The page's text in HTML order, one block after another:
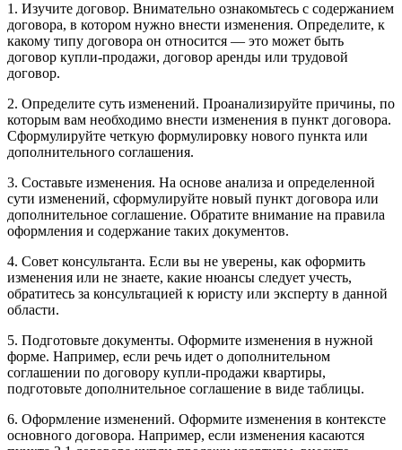
1. Изучите договор. Внимательно ознакомьтесь с содержанием
договора, в котором нужно внести изменения. Определите, к
какому типу договора он относится — это может быть
договор купли-продажи, договор аренды или трудовой
договор.
2. Определите суть изменений. Проанализируйте причины, по
которым вам необходимо внести изменения в пункт договора.
Сформулируйте четкую формулировку нового пункта или
дополнительного соглашения.
3. Составьте изменения. На основе анализа и определенной
сути изменений, сформулируйте новый пункт договора или
дополнительное соглашение. Обратите внимание на правила
оформления и содержание таких документов.
4. Совет консультанта. Если вы не уверены, как оформить
изменения или не знаете, какие нюансы следует учесть,
обратитесь за консультацией к юристу или эксперту в данной
области.
5. Подготовьте документы. Оформите изменения в нужной
форме. Например, если речь идет о дополнительном
соглашении по договору купли-продажи квартиры,
подготовьте дополнительное соглашение в виде таблицы.
6. Оформление изменений. Оформите изменения в контексте
основного договора. Например, если изменения касаются